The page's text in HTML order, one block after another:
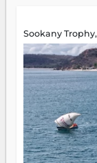
Sookany